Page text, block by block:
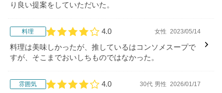
り良い提案をしていただいた。
料理
口コミ評価
4.0 女性 2023/05/14
料理は美味しかったが、推しているはコンソメスープで
すが、そこまでおいしちものではなかった。
雰囲気
口コミ評価
4.0 30代 男性 2026/01/17